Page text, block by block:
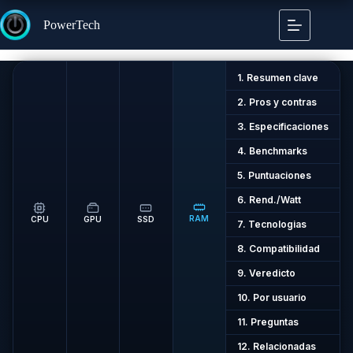
al
contenido
PowerTech
CPU GPU SSD RAM
1. Resumen clave
2. Pros y contras
3. Especificaciones
4. Benchmarks
5. Puntuaciones
6. Rend./Watt
7. Tecnologias
8. Compatibilidad
9. Veredicto
10. Por usuario
11. Preguntas
12. Relacionadas